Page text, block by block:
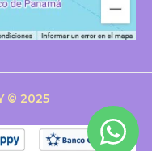
© 2025